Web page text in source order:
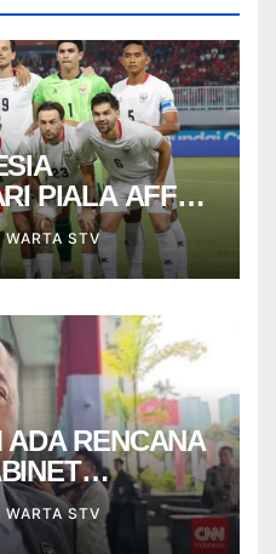
PIALA AFF
WARTA STV
RENCANA
WARTA STV